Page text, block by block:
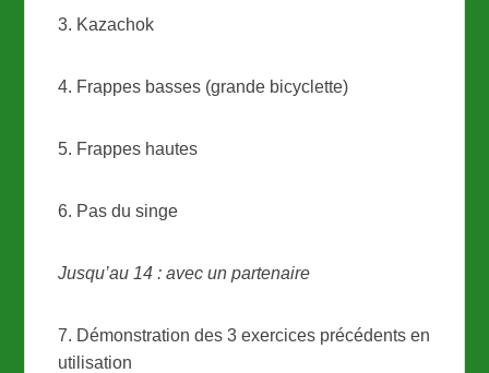
3. Kazachok
4. Frappes basses (grande bicyclette)
5. Frappes hautes
6. Pas du singe
Jusqu’au 14 : avec un partenaire
7. Démonstration des 3 exercices précédents en
utilisation